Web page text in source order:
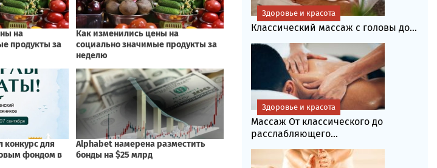
Классический массаж с головы до...
Здоровье и красота
Массаж От классического до
расслабляющего...
Здоровье и красота